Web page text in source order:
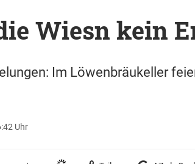
Wiesn kein
Im Löwenbräukeller
Uhr